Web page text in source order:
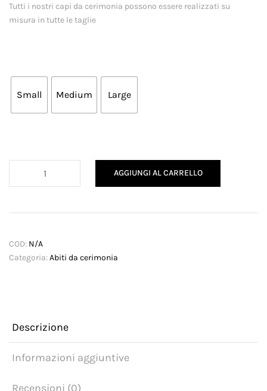
Tutti i nostri capi da cerimonia possono essere realizzati su
misura in tutte le taglie
Small Medium Large
AGGIUNGI AL CARRELLO
COD: N/A
Categoria:Abiti da cerimonia
Descrizione
Informazioni aggiuntive
Recensioni (0)